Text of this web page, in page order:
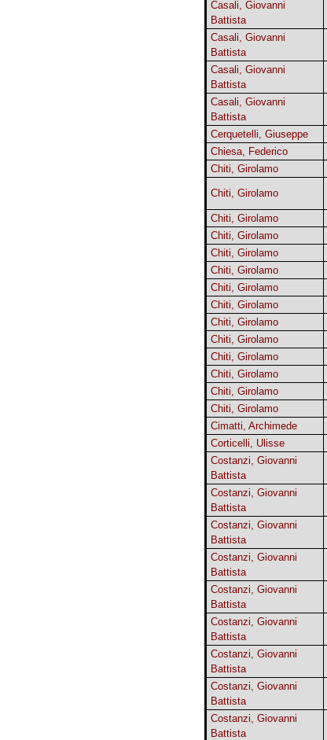
Casali, Giovanni
Battista
Casali, Giovanni
Battista
Casali, Giovanni
Battista
Casali, Giovanni
Battista
Cerquetelli, Giuseppe
Chiesa, Federico
Chiti, Girolamo
Chiti, Girolamo
Chiti, Girolamo
Chiti, Girolamo
Chiti, Girolamo
Chiti, Girolamo
Chiti, Girolamo
Chiti, Girolamo
Chiti, Girolamo
Chiti, Girolamo
Chiti, Girolamo
Chiti, Girolamo
Chiti, Girolamo
Chiti, Girolamo
Cimatti, Archimede
Corticelli, Ulisse
Costanzi, Giovanni
Battista
Costanzi, Giovanni
Battista
Costanzi, Giovanni
Battista
Costanzi, Giovanni
Battista
Costanzi, Giovanni
Battista
Costanzi, Giovanni
Battista
Costanzi, Giovanni
Battista
Costanzi, Giovanni
Battista
Costanzi, Giovanni
Battista